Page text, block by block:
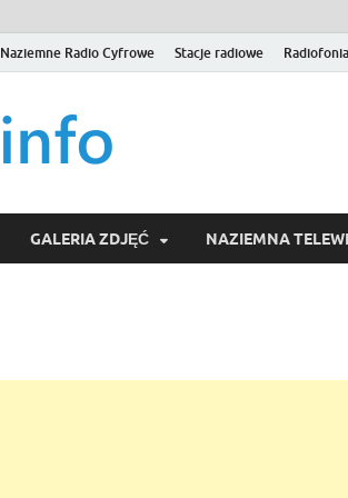
Naziemne Radio Cyfrowe Stacje radiowe
Wideo
GALERIA ZDJĘĆ NAZIEMNA